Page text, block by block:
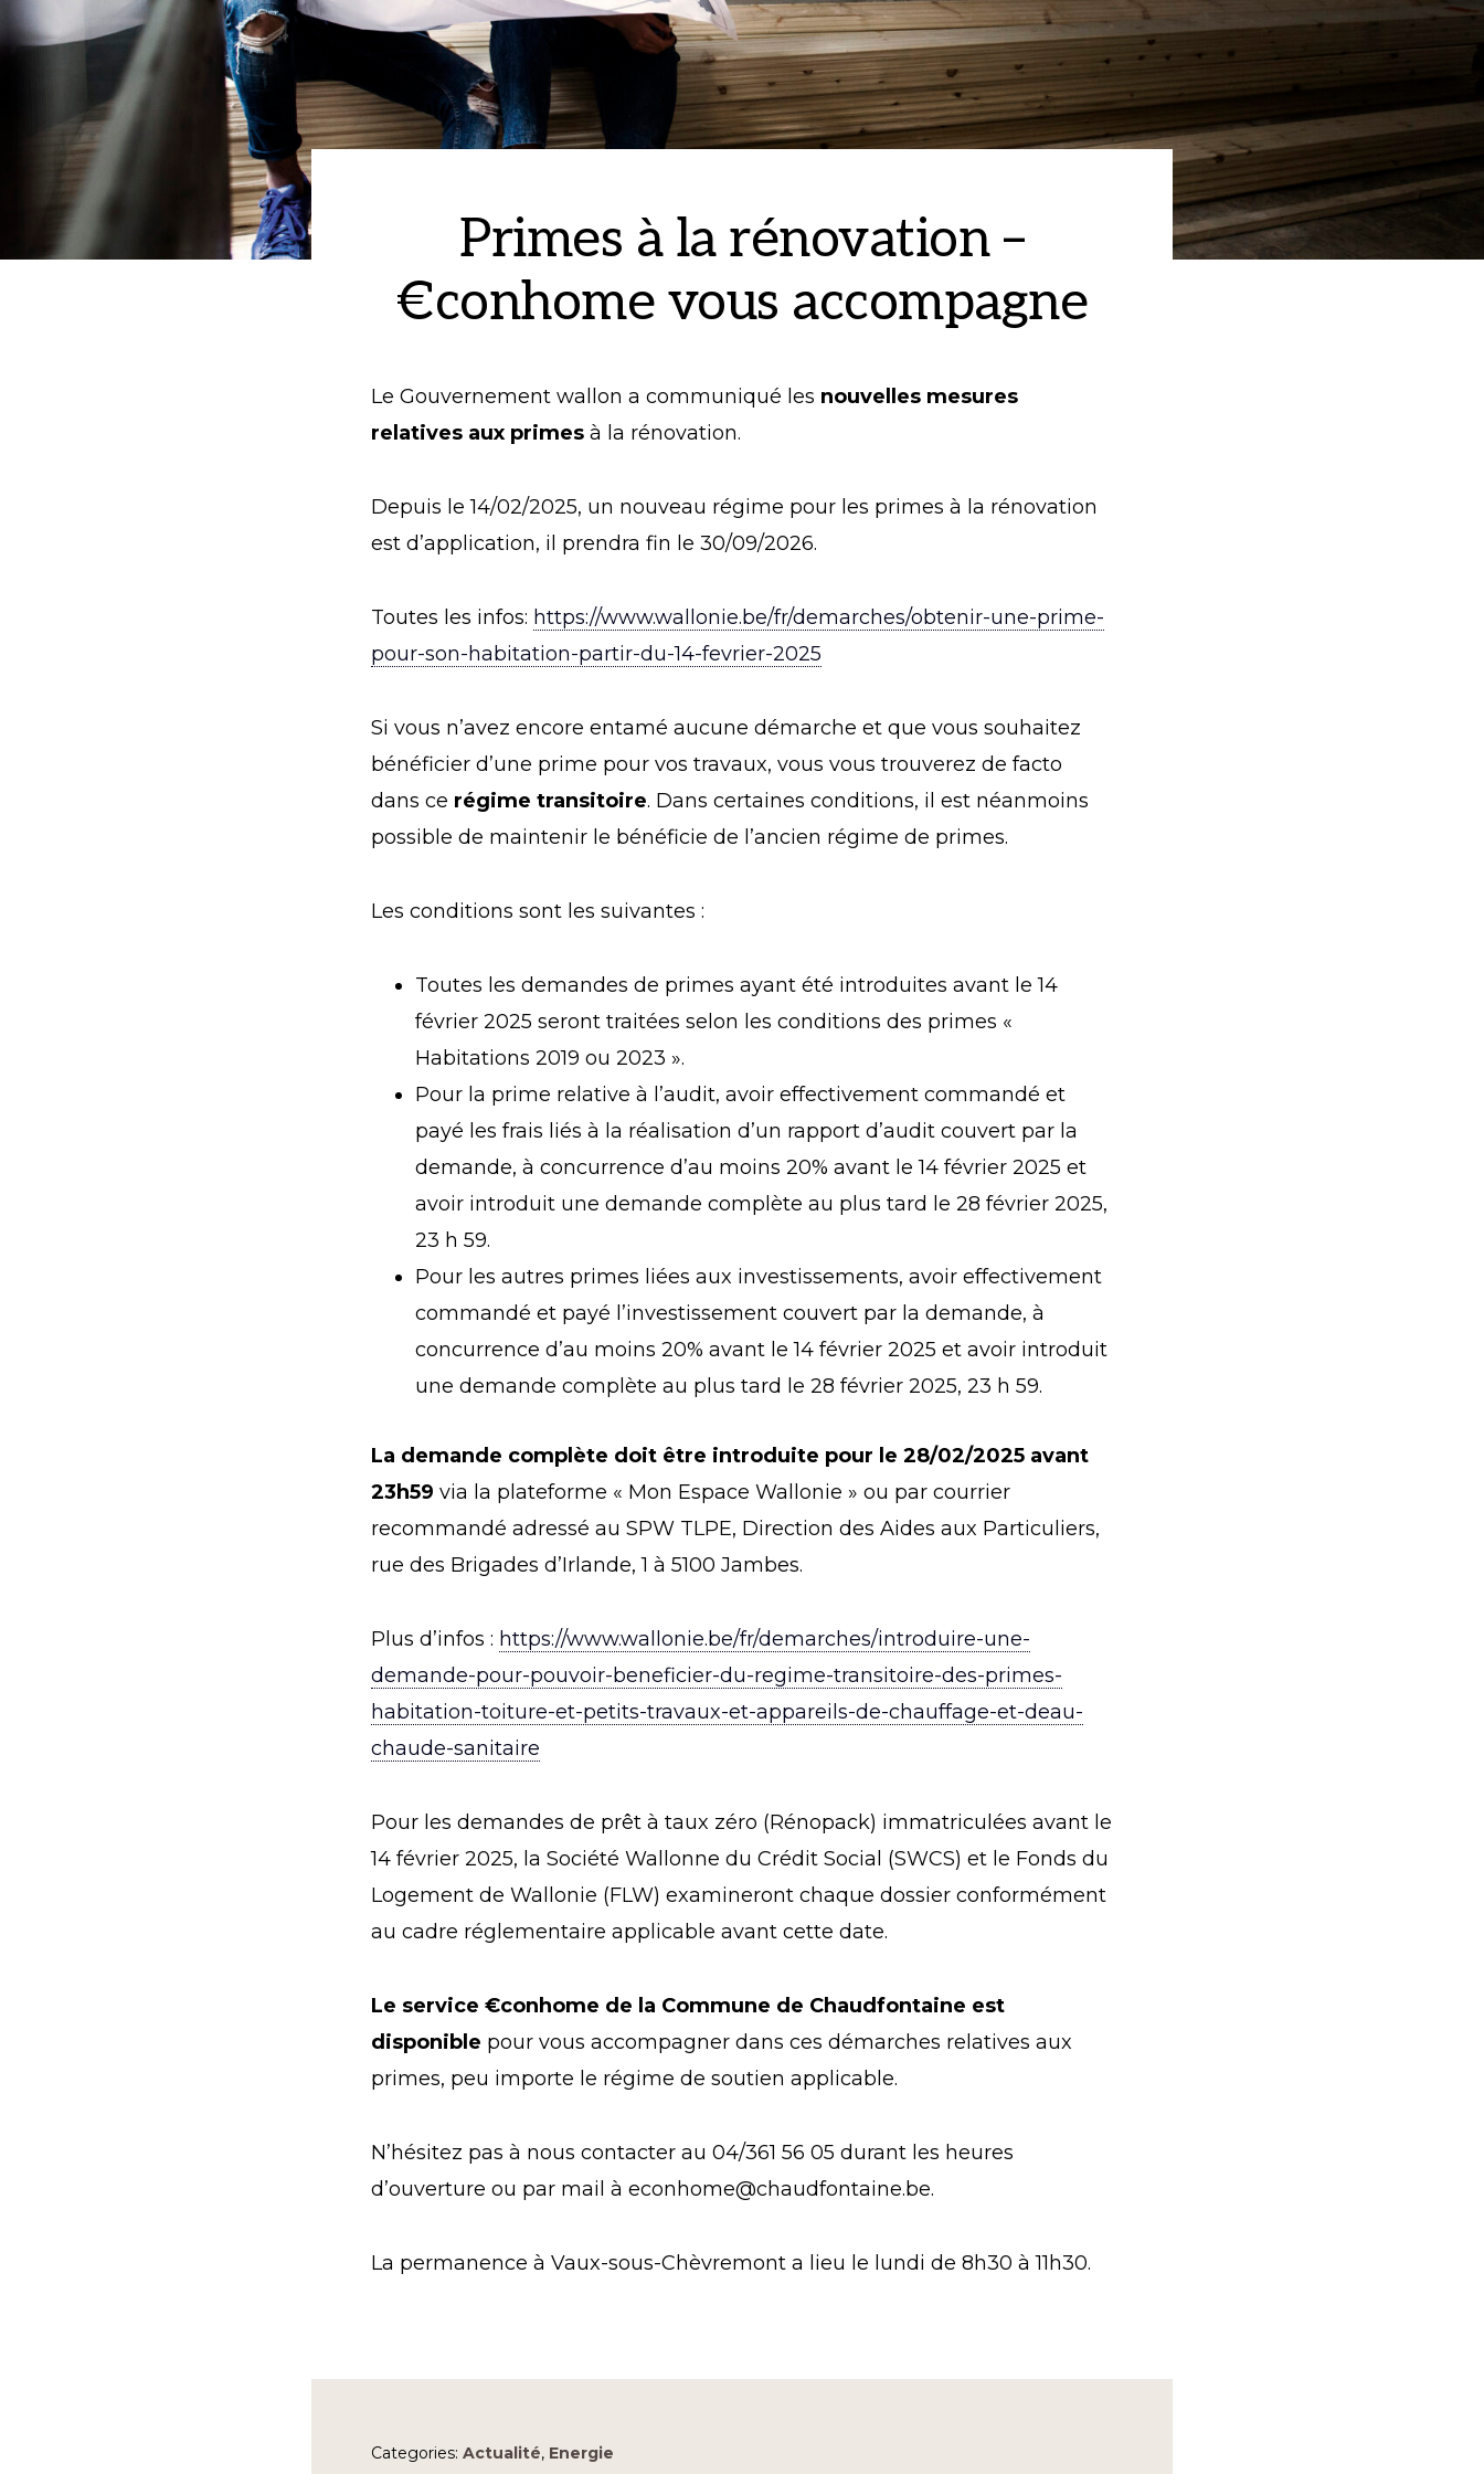
Primes à la rénovation –
€conhome vous accompagne
Le Gouvernement wallon a communiqué les nouvelles mesures
relatives aux primes à la rénovation.
Depuis le 14/02/2025, un nouveau régime pour les primes à la rénovation
est d’application, il prendra fin le 30/09/2026.
Toutes les infos: https://www.wallonie.be/fr/demarches/obtenir-une-prime-
pour-son-habitation-partir-du-14-fevrier-2025
Si vous n’avez encore entamé aucune démarche et que vous souhaitez
bénéficier d’une prime pour vos travaux, vous vous trouverez de facto
dans ce régime transitoire. Dans certaines conditions, il est néanmoins
possible de maintenir le bénéficie de l’ancien régime de primes.
Les conditions sont les suivantes :
Toutes les demandes de primes ayant été introduites avant le 14
février 2025 seront traitées selon les conditions des primes «
Habitations 2019 ou 2023 ».
Pour la prime relative à l’audit, avoir effectivement commandé et
payé les frais liés à la réalisation d’un rapport d’audit couvert par la
demande, à concurrence d’au moins 20% avant le 14 février 2025 et
avoir introduit une demande complète au plus tard le 28 février 2025,
23 h 59.
Pour les autres primes liées aux investissements, avoir effectivement
commandé et payé l’investissement couvert par la demande, à
concurrence d’au moins 20% avant le 14 février 2025 et avoir introduit
une demande complète au plus tard le 28 février 2025, 23 h 59.
La demande complète doit être introduite pour le 28/02/2025 avant
23h59 via la plateforme « Mon Espace Wallonie » ou par courrier
recommandé adressé au SPW TLPE, Direction des Aides aux Particuliers,
rue des Brigades d’Irlande, 1 à 5100 Jambes.
Plus d’infos : https://www.wallonie.be/fr/demarches/introduire-une-
demande-pour-pouvoir-beneficier-du-regime-transitoire-des-primes-
habitation-toiture-et-petits-travaux-et-appareils-de-chauffage-et-deau-
chaude-sanitaire
Pour les demandes de prêt à taux zéro (Rénopack) immatriculées avant le
14 février 2025, la Société Wallonne du Crédit Social (SWCS) et le Fonds du
Logement de Wallonie (FLW) examineront chaque dossier conformément
au cadre réglementaire applicable avant cette date.
Le service €conhome de la Commune de Chaudfontaine est
disponible pour vous accompagner dans ces démarches relatives aux
primes, peu importe le régime de soutien applicable.
N’hésitez pas à nous contacter au 04/361 56 05 durant les heures
d’ouverture ou par mail à econhome@chaudfontaine.be.
La permanence à Vaux-sous-Chèvremont a lieu le lundi de 8h30 à 11h30.
Categories: Actualité, Energie